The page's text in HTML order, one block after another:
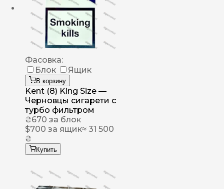
Фасовка:
Блок
Ящик
В корзину
Kent (8) King Size —
Черновцы сигарети с
турбо фильтром
₴670 за блок
$700 за ящик≈ 31 500
₴
Купить